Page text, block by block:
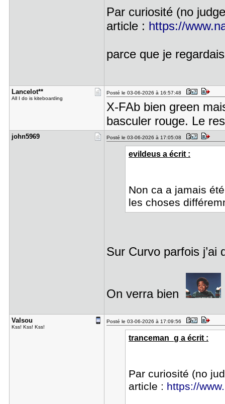
Par curiosité (no
article : https://
parce que je
Lancelot**
All I do is kiteboarding
Posté le 03-06-2026 à 16:57:48
X-FAb bien green
basculer rouge. Le
john5969 Posté le 03-06-2026 à 17:05:08
evildeus a écrit :
Non ca a jamais
les choses
Sur Curvo parfois
On verra bien
Valsou
Kss! Kss! Kss!
Posté le 03-06-2026 à 17:09:56
tranceman_g a écrit :
Par curiosité (no
article : https://